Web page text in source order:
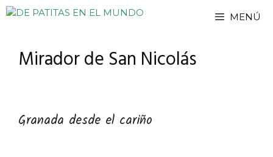
Saltar
MENÚ
Mirador de San Nicolás
Granada desde el cariño